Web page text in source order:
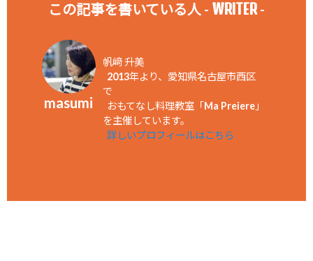
この記事を書いている人 - WRITER-
masumi
帆﨑 升美
2013年より、愛知県名古屋市西区
で
おもてなし料理教室「Ma Preiere」
を主催しています。
詳しいプロフィールはこちら